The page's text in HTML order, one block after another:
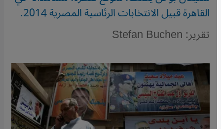
القاهرة قبيل الانتخابات الرئاسية المصرية 2014.
تقرير: Stefan Buchen